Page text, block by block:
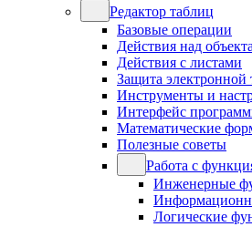
Редактор таблиц
Базовые операции
Действия над
Действия с листами
Защита электронной
Инструменты и
Интерфейс
Математические
Полезные советы
Работа с
Инженерные
Логические